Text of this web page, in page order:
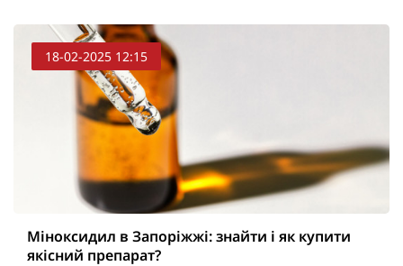
18-02-2025 12:15
Міноксидил в Запоріжжі: знайти і як купити
якісний препарат?